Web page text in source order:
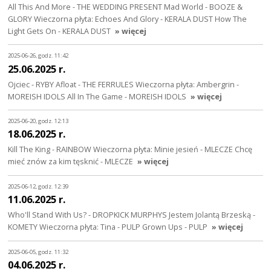
All This And More - THE WEDDING PRESENT Mad World - BOOZE &
GLORY Wieczorna płyta: Echoes And Glory - KERALA DUST How The
Light Gets On - KERALA DUST » więcej
2025-06-26, godz. 11:42
25.06.2025 r.
Ojciec - RYBY Afloat - THE FERRULES Wieczorna płyta: Ambergrin -
MOREISH IDOLS All In The Game - MOREISH IDOLS » więcej
2025-06-20, godz. 12:13
18.06.2025 r.
Kill The King - RAINBOW Wieczorna płyta: Minie jesień - MLECZE Chcę
mieć znów za kim tęsknić - MLECZE » więcej
2025-06-12, godz. 12:39
11.06.2025 r.
Who'll Stand With Us? - DROPKICK MURPHYS Jestem Jolantą Brzeską -
KOMETY Wieczorna płyta: Tina - PULP Grown Ups - PULP » więcej
2025-06-05, godz. 11:32
04.06.2025 r.